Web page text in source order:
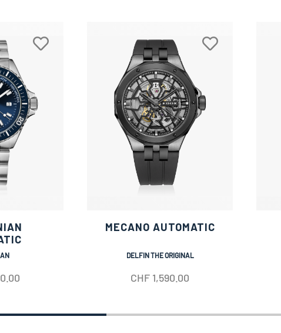
MECANO AUTOMATIC
DELFIN THE ORIGINAL
CHF 1,590.00